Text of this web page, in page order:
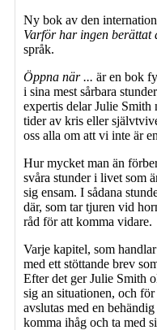
Ny bok av den
Varför har ingen berättat
språk.
Öppna när ... är en bok
i sina mest sårbara
expertis delar Julie Smith
tider av kris eller
oss alla om att vi inte är
Hur mycket man än
svåra stunder i livet som
sig ensam. I sådana
där, som tar tjuren vid
råd för att komma vidare.
Varje kapitel, som
med ett stöttande brev
Efter det ger Julie Smith
sig an situationen, och
avslutas med en
komma ihåg och ta med